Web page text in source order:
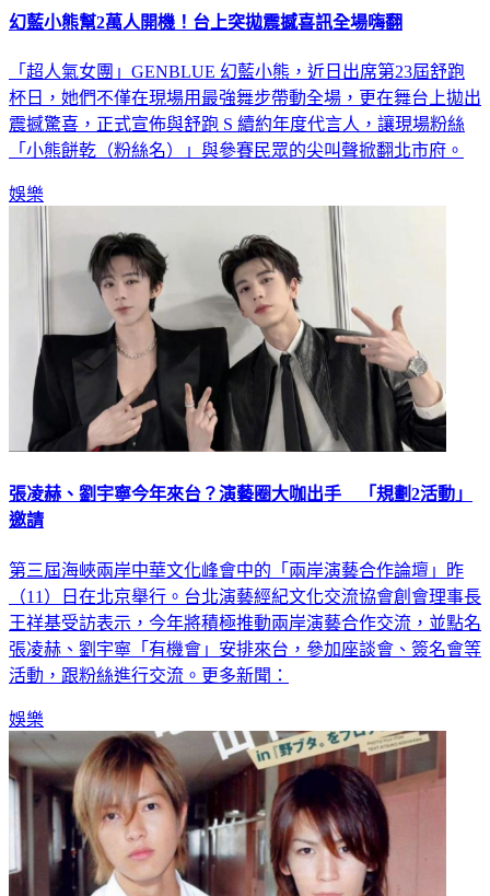
「超人氣女團」GENBLUE 幻藍小熊，近日出席第23屆舒跑
杯日，她們不僅在現場用最強舞步帶動全場，更在舞台上拋出
震撼驚喜，正式宣佈與舒跑 S 續約年度代言人，讓現場粉絲
娛樂
張凌赫、劉宇寧今年來台？演藝圈大咖出手 「規劃2活動」
第三屆海峽兩岸中華文化峰會中的「兩岸演藝合作論壇」昨
（11）日在北京舉行。台北演藝經紀文化交流協會創會理事長
王祥基受訪表示，今年將積極推動兩岸演藝合作交流，並點名
張凌赫、劉宇寧「有機會」安排來台，參加座談會、簽名會等
娛樂